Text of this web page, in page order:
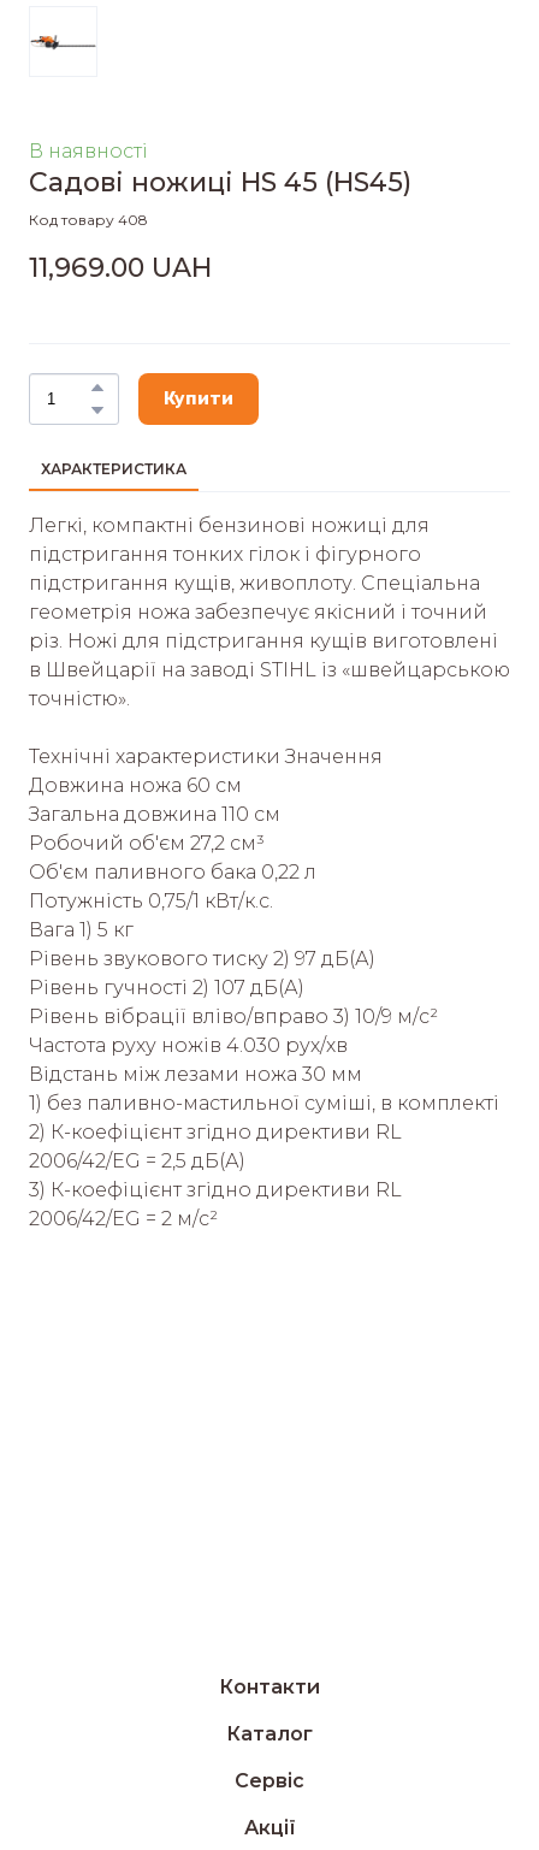
В наявності
Cадові ножиці HS 45 (HS45)
Код товару 408
11,969.00 UAH
Купити
ХАРАКТЕРИСТИКА
Легкі, компактні бензинові ножиці для
підстригання тонких гілок і фігурного
підстригання кущів, живоплоту. Спеціальна
геометрія ножа забезпечує якісний і точний
різ. Ножі для підстригання кущів виготовлені
в Швейцарії на заводі STIHL із «швейцарською
точністю».
Технічні характеристики Значення
Довжина ножа 60 см
Загальна довжина 110 см
Робочий об'єм 27,2 cм³
Об'єм паливного бака 0,22 л
Потужність 0,75/1 кВт/к.с.
Вага 1) 5 кг
Рівень звукового тиску 2) 97 дБ(А)
Рівень гучності 2) 107 дБ(А)
Рівень вібрації вліво/вправо 3) 10/9 м/с²
Частота руху ножів 4.030 рух/хв
Відстань між лезами ножа 30 мм
1) без паливно-мастильної суміші, в комплекті
2) К-коефіцієнт згідно директиви RL
2006/42/EG = 2,5 дБ(А)
3) К-коефіцієнт згідно директиви RL
2006/42/EG = 2 м/с²
Контакти
Каталог
Сервіс
Акції